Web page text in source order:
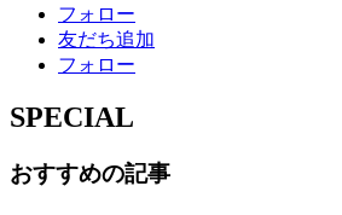
フォロー
友だち追加
フォロー
SPECIAL
おすすめの記事